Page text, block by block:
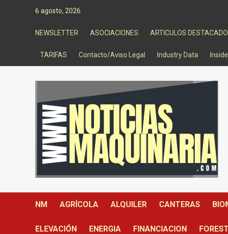
6 agosto, 2026
NEWSLETTER ASOCIACIONES ARTICULOS
TARIFAS Contacto/Aviso Legal Industry Data
NM AGRÍCOLA ALQUILER CANTERAS
ELEVACIÓN ENERGIA FINANCIACION